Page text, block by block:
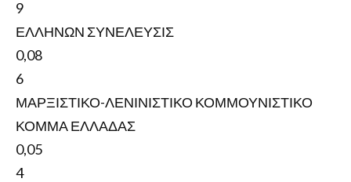
9
ΕΛΛΗΝΩΝ ΣΥΝΕΛΕΥΣΙΣ
0,08
6
ΜΑΡΞΙΣΤΙΚΟ-ΛΕΝΙΝΙΣΤΙΚΟ ΚΟΜΜΟΥΝΙΣΤΙΚΟ
ΚΟΜΜΑ ΕΛΛΑΔΑΣ
0,05
4